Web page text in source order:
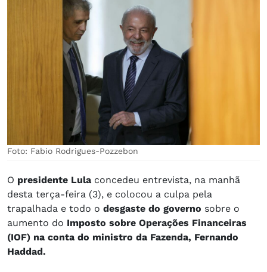
Foto: Fabio Rodrigues-Pozzebon
O presidente Lula concedeu entrevista, na manhã
desta terça-feira (3), e colocou a culpa pela
trapalhada e todo o desgaste do governo sobre o
aumento do Imposto sobre Operações Financeiras
(IOF) na conta do ministro da Fazenda, Fernando
Haddad.